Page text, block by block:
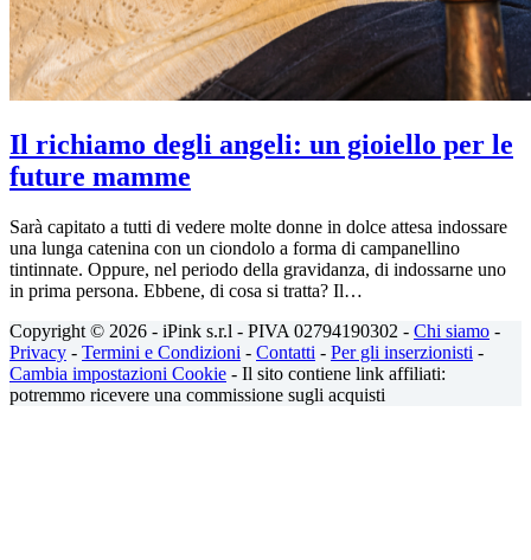
Il richiamo degli angeli: un gioiello per le
future mamme
Sarà capitato a tutti di vedere molte donne in dolce attesa indossare
una lunga catenina con un ciondolo a forma di campanellino
tintinnate. Oppure, nel periodo della gravidanza, di indossarne uno
in prima persona. Ebbene, di cosa si tratta? Il…
Copyright © 2026 - iPink s.r.l - PIVA 02794190302 - Chi siamo -
Privacy - Termini e Condizioni - Contatti - Per gli inserzionisti -
Cambia impostazioni Cookie - Il sito contiene link affiliati:
potremmo ricevere una commissione sugli acquisti